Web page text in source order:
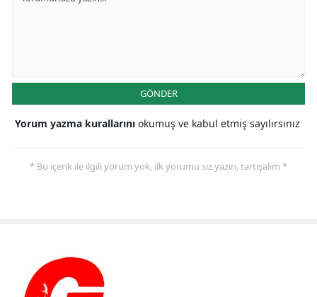
GÖNDER
Yorum yazma kurallarını okumuş ve kabul etmiş sayılırsınız
* Bu içerik ile ilgili yorum yok, ilk yorumu siz yazın, tartışalım *